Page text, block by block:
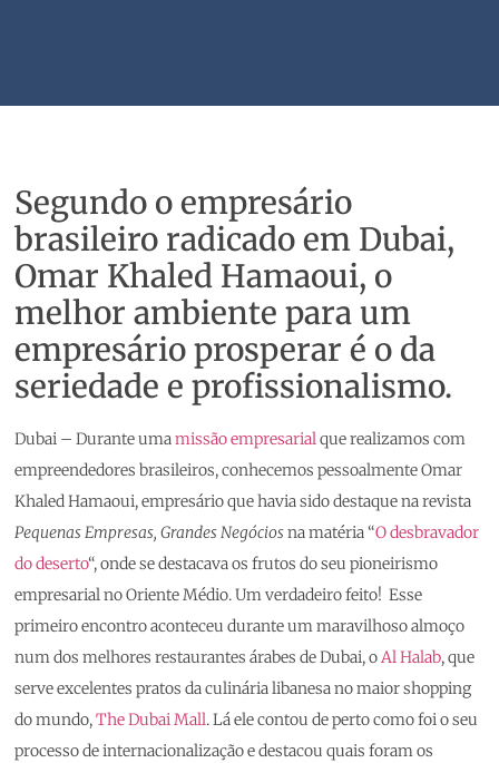
Segundo o empresário
brasileiro radicado em Dubai,
Omar Khaled Hamaoui, o
melhor ambiente para um
empresário prosperar é o da
seriedade e profissionalismo.
Dubai – Durante umamissão empresarialque realizamos com
empreendedores brasileiros, conhecemos pessoalmente Omar
Khaled Hamaoui, empresário que havia sido destaque na revista
Pequenas Empresas, Grandes Negóciosna matéria “O desbravador
do deserto“, onde se destacava os frutos do seu pioneirismo
empresarial no Oriente Médio. Um verdadeiro feito! Esse
primeiro encontro aconteceu durante um maravilhoso almoço
num dos melhores restaurantes árabes de Dubai, oAl Halab, que
serve excelentes pratos da culinária libanesa no maior shopping
do mundo,The Dubai Mall. Lá ele contou de perto como foi o seu
processo de internacionalização e destacou quais foram os